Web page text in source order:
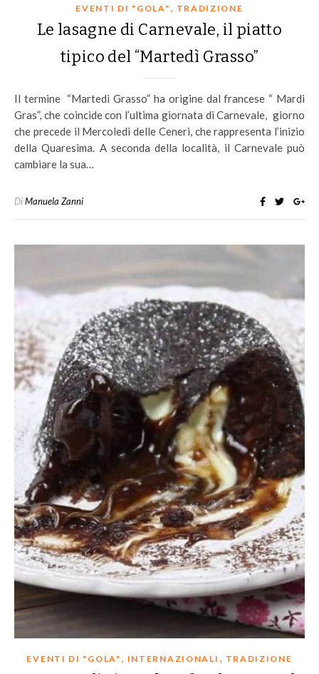
EVENTI DI "GOLA" , TRADIZIONE
Le lasagne di Carnevale, il piatto
tipico del “Martedì Grasso”
Il termine “Martedì Grasso” ha origine dal francese “ Mardi
Gras”, che coincide con l’ultima giornata di Carnevale, giorno
che precede il Mercoledì delle Ceneri, che rappresenta l’inizio
della Quaresima. A seconda della località, il Carnevale può
cambiare la sua…
DiManuela Zanni
EVENTI DI "GOLA" , INTERNAZIONALI , TRADIZIONE